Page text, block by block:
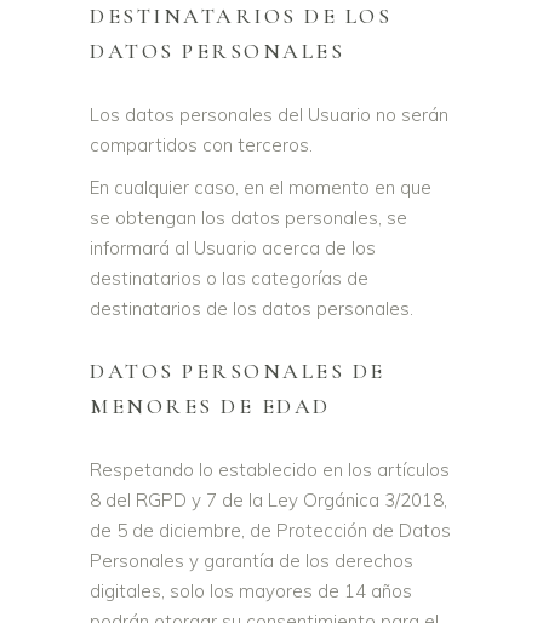
DESTINATARIOS DE LOS
DATOS PERSONALES
Los datos personales del Usuario no serán
compartidos con terceros.
En cualquier caso, en el momento en que
se obtengan los datos personales, se
informará al Usuario acerca de los
destinatarios o las categorías de
destinatarios de los datos personales.
DATOS PERSONALES DE
MENORES DE EDAD
Respetando lo establecido en los artículos
8 del RGPD y 7 de la Ley Orgánica 3/2018,
de 5 de diciembre, de Protección de Datos
Personales y garantía de los derechos
digitales, solo los mayores de 14 años